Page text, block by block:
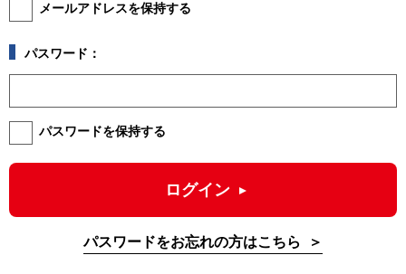
メールアドレスを保持する
パスワード：
パスワードを保持する
ログイン
パスワードをお忘れの方はこちら